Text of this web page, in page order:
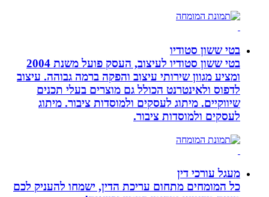
בטי ששון סטודיו
בטי ששון סטודיו לעיצוב, העסק פועל משנת 2004
ומציע מגוון שירותי עיצוב והפקה ברמה גבוהה. עיצוב
לדפוס ולאינטרנט הכולל גם מוצרים בעלי תכנים
שיווקיים. מיתוג לעסקים ולמוסדות ציבור. מיתוג
לעסקים ולמוסדות ציבור.
מעגל עורכי דין
כל המומחים מתחום עריכת הדין, ישמחו להעניק לכם